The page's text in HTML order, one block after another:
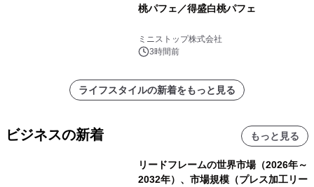
桃パフェ／得盛白桃パフェ
ミニストップ株式会社
3時間前
ライフスタイルの新着をもっと見る
ビジネスの新着 もっと見る
リードフレームの世界市場（2026年～
2032年）、市場規模（プレス加工リー